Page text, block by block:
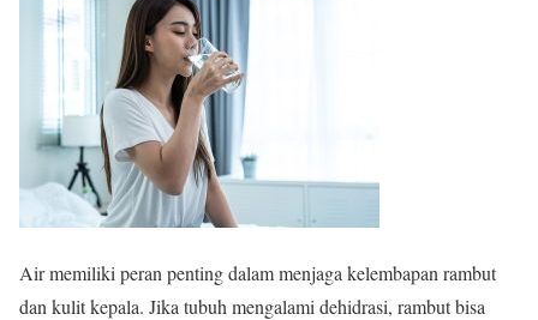
Air memiliki peran penting dalam menjaga kelembapan rambut
dan kulit kepala. Jika tubuh mengalami dehidrasi, rambut bisa